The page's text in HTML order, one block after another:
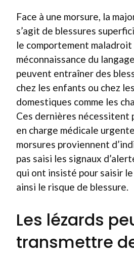
Face à une morsure, la
s’agit de blessures
le comportement maladroit
méconnaissance du
peuvent entraîner des
chez les enfants ou chez
domestiques comme les
Ces dernières nécessitent
en charge médicale
morsures proviennent
pas saisi les signaux
qui ont insisté pour saisir
ainsi le risque de blessure.
Les lézards
transmettre